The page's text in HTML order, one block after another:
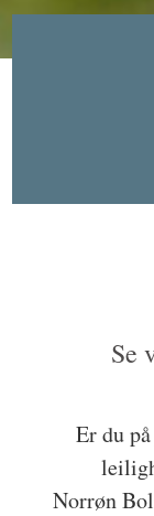
Se
Er du
Norrøn